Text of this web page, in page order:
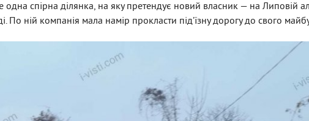
одна спірна ділянка, на яку претендує новий власник — на Липовій
По ній компанія мала намір прокласти під’їзну дорогу до свого